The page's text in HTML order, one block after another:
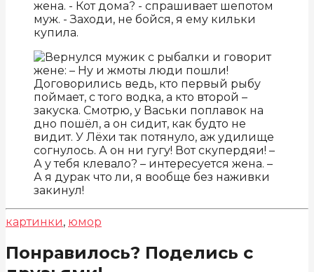
картинки, юмор
Понравилось? Поделись с